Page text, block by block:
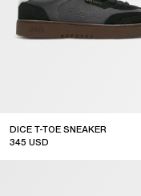
DICE T-TOE SNEAKER
345 USD